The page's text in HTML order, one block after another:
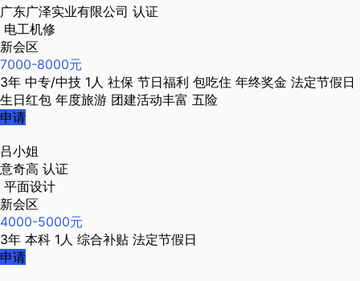
广东广泽实业有限公司 认证
电工机修
新会区
7000-8000元
3年 中专/中技 1人 社保 节日福利 包吃住 年终奖金 法定节假日
生日红包 年度旅游 团建活动丰富 五险
申请
吕小姐
意奇高 认证
平面设计
新会区
4000-5000元
3年 本科 1人 综合补贴 法定节假日
申请